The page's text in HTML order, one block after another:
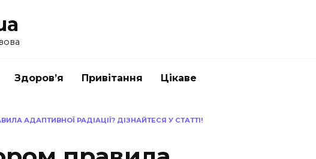
Здоров’я Привітання Цікаве
АДАПТИВНОЇ РАДІАЦІЇ? ДІЗНАЙТЕСЯ У СТАТТІ!